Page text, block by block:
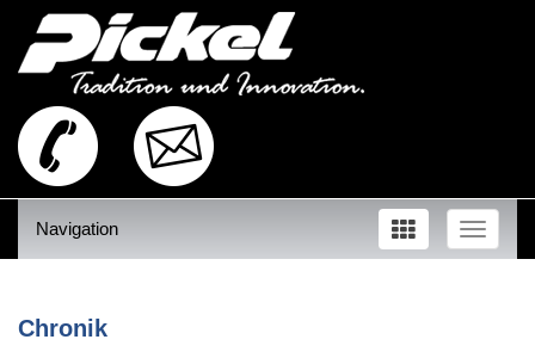
Toggle
Navigation
Chronik